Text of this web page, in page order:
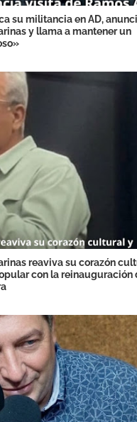
su militancia en AD,
y llama a mantener un
reaviva su corazón
con la reinauguración